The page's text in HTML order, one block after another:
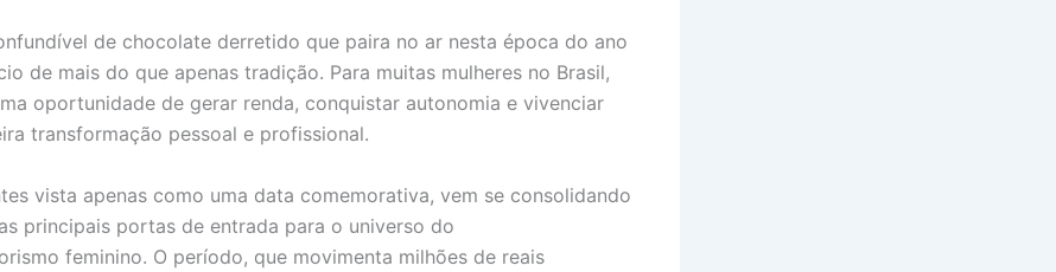
de chocolate derretido que paira no ar nesta época do ano
de mais do que apenas tradição. Para muitas mulheres no Brasil,
oportunidade de gerar renda, conquistar autonomia e vivenciar
transformação pessoal e profissional.
vista apenas como uma data comemorativa, vem se consolidando
principais portas de entrada para o universo do
feminino. O período, que movimenta milhões de reais